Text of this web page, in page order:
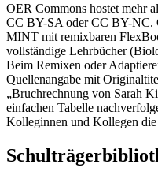
OER Commons hostet mehr
CC BY-SA oder CC BY-NC.
MINT mit remixbaren
vollständige Lehrbücher
Beim Remixen oder
Quellenangabe mit
„Bruchrechnung von Sarah
einfachen Tabelle
Kolleginnen und Kollegen